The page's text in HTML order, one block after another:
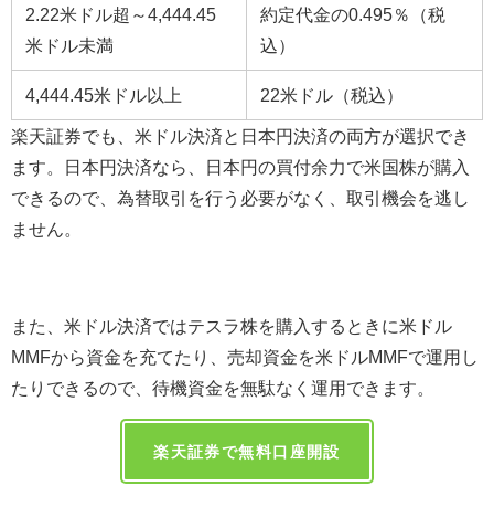
2.22米ドル超～4,444.45
米ドル未満
約定代金の0.495％（税
込）
4,444.45米ドル以上 22米ドル（税込）
楽天証券でも、米ドル決済と日本円決済の両方が選択でき
ます。日本円決済なら、日本円の買付余力で米国株が購入
できるので、為替取引を行う必要がなく、取引機会を逃し
ません。
また、米ドル決済ではテスラ株を購入するときに米ドル
MMFから資金を充てたり、売却資金を米ドルMMFで運用し
たりできるので、待機資金を無駄なく運用できます。
楽天証券で無料口座開設